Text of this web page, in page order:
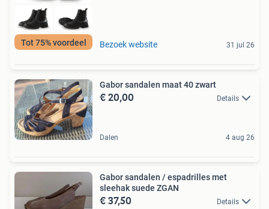
Tot 75% voordeel Bezoek website 31 jul 26
Gabor sandalen maat 40 zwart
€ 20,00 Details
Dalen 4 aug 26
Gabor sandalen / espadrilles met
sleehak suede ZGAN
€ 37,50 Details